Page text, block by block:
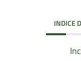
INDICE